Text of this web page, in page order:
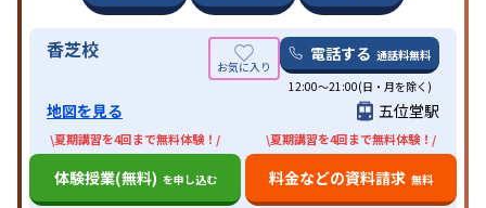
香芝校 電話する 通話料無料
12:00～21:00(日・月を除く)
地図を見る 五位堂駅
\夏期講習を4回まで無料体験！/
体験授業(無料) を申し込む
\夏期講習を4回まで無料体験！/
料金などの資料請求 無料